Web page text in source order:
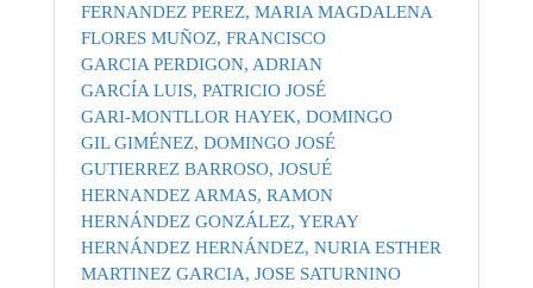
FERNANDEZ PEREZ, MARIA MAGDALENA
FLORES MUÑOZ, FRANCISCO
GARCIA PERDIGON, ADRIAN
GARCÍA LUIS, PATRICIO JOSÉ
GARI-MONTLLOR HAYEK, DOMINGO
GIL GIMÉNEZ, DOMINGO JOSÉ
GUTIERREZ BARROSO, JOSUÉ
HERNANDEZ ARMAS, RAMON
HERNÁNDEZ GONZÁLEZ, YERAY
HERNÁNDEZ HERNÁNDEZ, NURIA ESTHER
MARTINEZ GARCIA, JOSE SATURNINO